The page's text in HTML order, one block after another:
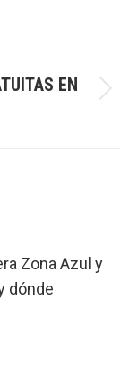
EN
Zona Azul y
dónde